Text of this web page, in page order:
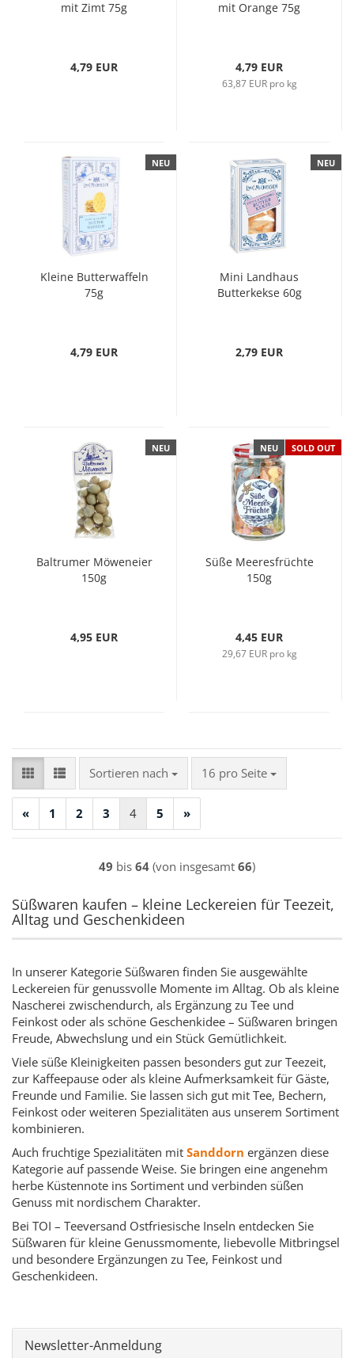
mit Zimt 75g
4,79 EUR
mit Orange 75g
4,79 EUR
63,87 EUR pro kg
NEU
Kleine Butterwaffeln
75g
4,79 EUR
NEU
Mini Landhaus
Butterkekse 60g
2,79 EUR
NEU
Baltrumer Möweneier
150g
4,95 EUR
NEU SOLD OUT
Süße Meeresfrüchte
150g
4,45 EUR
29,67 EUR pro kg
Sortieren nach
Sortieren nach 16 pro Seite
pro Seite
« 1 2 3 4 5 »
49 bis 64 (von insgesamt 66)
Süßwaren kaufen – kleine Leckereien für Teezeit,
Alltag und Geschenkideen
In unserer Kategorie Süßwaren finden Sie ausgewählte
Leckereien für genussvolle Momente im Alltag. Ob als kleine
Nascherei zwischendurch, als Ergänzung zu Tee und
Feinkost oder als schöne Geschenkidee – Süßwaren bringen
Freude, Abwechslung und ein Stück Gemütlichkeit.
Viele süße Kleinigkeiten passen besonders gut zur Teezeit,
zur Kaffeepause oder als kleine Aufmerksamkeit für Gäste,
Freunde und Familie. Sie lassen sich gut mit Tee, Bechern,
Feinkost oder weiteren Spezialitäten aus unserem Sortiment
kombinieren.
Auch fruchtige Spezialitäten mit Sanddorn ergänzen diese
Kategorie auf passende Weise. Sie bringen eine angenehm
herbe Küstennote ins Sortiment und verbinden süßen
Genuss mit nordischem Charakter.
Bei TOI – Teeversand Ostfriesische Inseln entdecken Sie
Süßwaren für kleine Genussmomente, liebevolle Mitbringsel
und besondere Ergänzungen zu Tee, Feinkost und
Geschenkideen.
Newsletter-Anmeldung